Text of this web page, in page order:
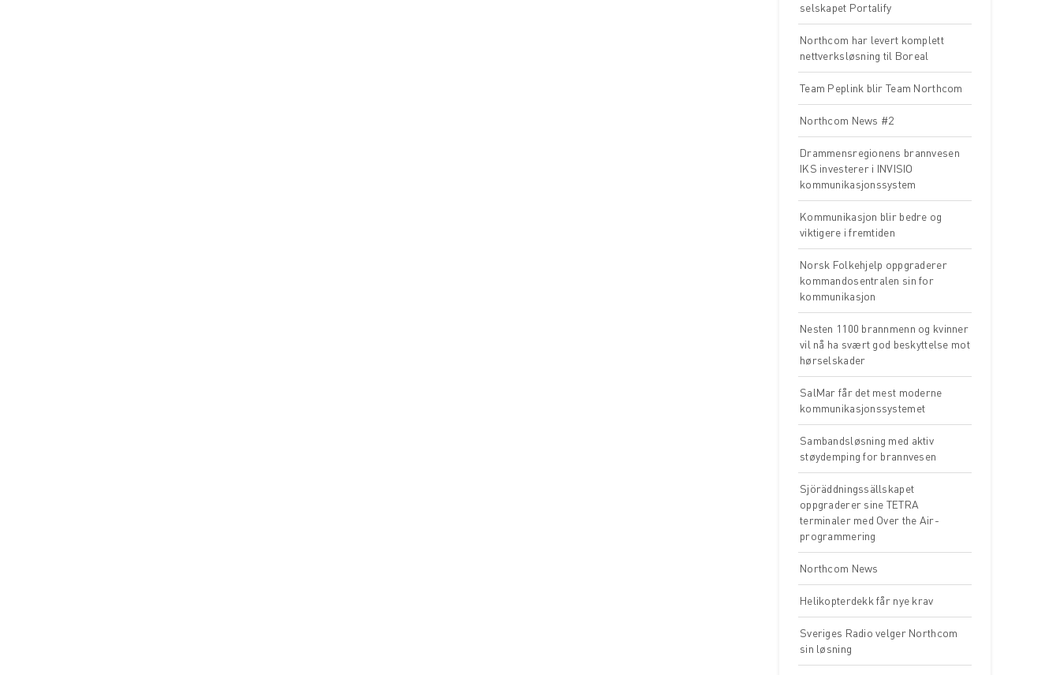
selskapet Portalify
Northcom har levert komplett
nettverksløsning til Boreal
Team Peplink blir Team Northcom
Northcom News #2
Drammensregionens brannvesen
IKS investerer i INVISIO
kommunikasjonssystem
Kommunikasjon blir bedre og
viktigere i fremtiden
Norsk Folkehjelp oppgraderer
kommandosentralen sin for
kommunikasjon
Nesten 1100 brannmenn og kvinner
vil nå ha svært god beskyttelse mot
hørselskader
SalMar får det mest moderne
kommunikasjonssystemet
Sambandsløsning med aktiv
støydemping for brannvesen
Sjöräddningssällskapet
oppgraderer sine TETRA
terminaler med Over the Air-
programmering
Northcom News
Helikopterdekk får nye krav
Sveriges Radio velger Northcom
sin løsning